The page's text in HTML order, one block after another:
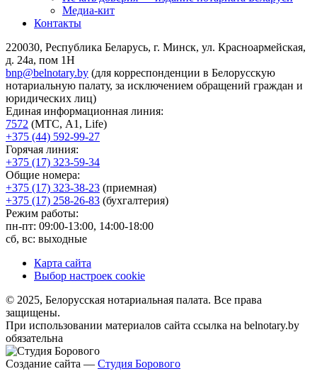
Медиа-кит
Контакты
220030, Республика Беларусь, г. Минск, ул. Красноармейская,
д. 24а, пом 1Н
bnp@belnotary.by (для корреспонденции в Белорусскую
нотариальную палату, за исключением обращений граждан и
юридических лиц)
Единая информационная линия:
7572 (МТС, A1, Life)
+375 (44) 592-99-27
Горячая линия:
+375 (17) 323-59-34
Общие номера:
+375 (17) 323-38-23 (приемная)
+375 (17) 258-26-83 (бухгалтерия)
Режим работы:
пн-пт: 09:00-13:00, 14:00-18:00
сб, вс: выходные
Карта сайта
Выбор настроек cookie
© 2025, Белорусская нотариальная палата. Все права
защищены.
При использовании материалов сайта ссылка на belnotary.by
обязательна
Создание сайта — Студия Борового